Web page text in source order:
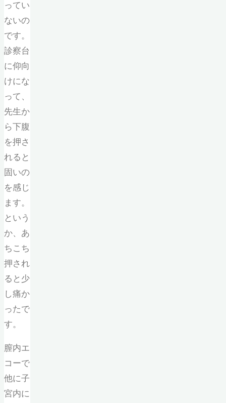
ってい
ないの
です。
診察台
に仰向
けにな
って、
先生か
ら下腹
を押さ
れると
固いの
を感じ
ます。
という
か、あ
ちこち
押され
ると少
し痛か
ったで
す。
膣内エ
コーで
他に子
宮内に